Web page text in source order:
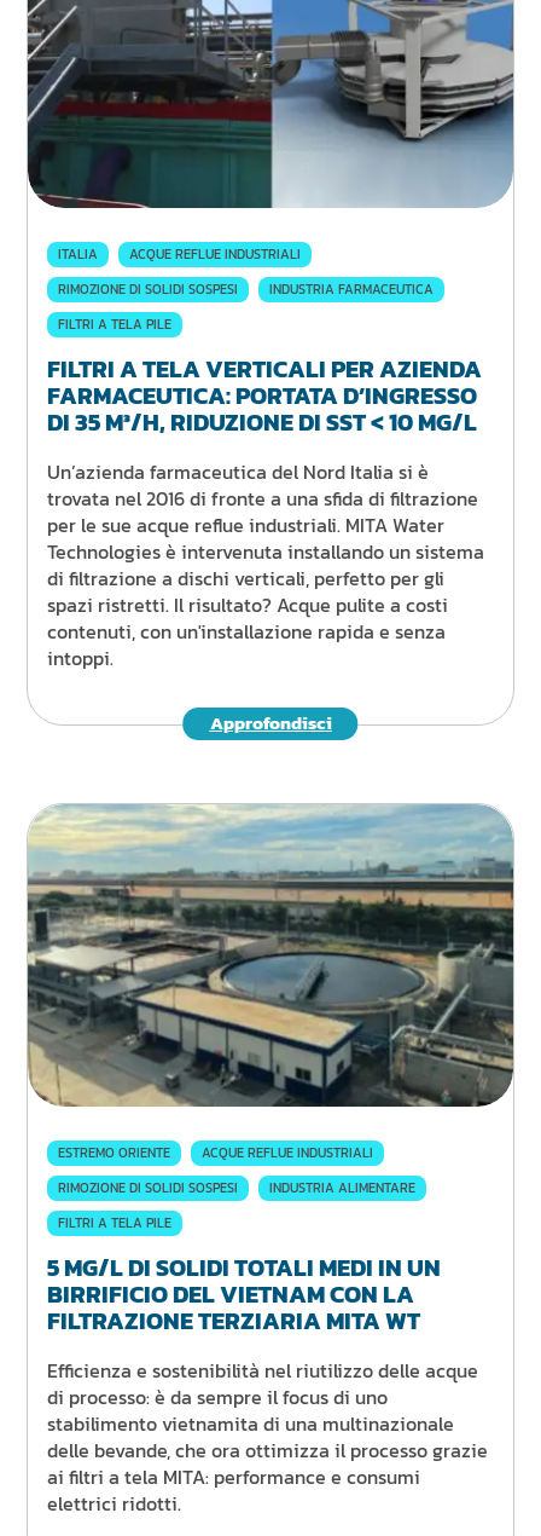
ITALIA
ACQUE REFLUE INDUSTRIALI
RIMOZIONE DI SOLIDI SOSPESI
INDUSTRIA FARMACEUTICA
FILTRI A TELA PILE
FILTRI A TELA VERTICALI PER AZIENDA
FARMACEUTICA: PORTATA D’INGRESSO
DI 35 M³/H, RIDUZIONE DI SST < 10 MG/L
Un’azienda farmaceutica del Nord Italia si è
trovata nel 2016 di fronte a una sfida di filtrazione
per le sue acque reflue industriali. MITA Water
Technologies è intervenuta installando un sistema
di filtrazione a dischi verticali, perfetto per gli
spazi ristretti. Il risultato? Acque pulite a costi
contenuti, con un'installazione rapida e senza
intoppi.
Approfondisci
ESTREMO ORIENTE
ACQUE REFLUE INDUSTRIALI
RIMOZIONE DI SOLIDI SOSPESI
INDUSTRIA ALIMENTARE
FILTRI A TELA PILE
5 MG/L DI SOLIDI TOTALI MEDI IN UN
BIRRIFICIO DEL VIETNAM CON LA
FILTRAZIONE TERZIARIA MITA WT
Efficienza e sostenibilità nel riutilizzo delle acque
di processo: è da sempre il focus di uno
stabilimento vietnamita di una multinazionale
delle bevande, che ora ottimizza il processo grazie
ai filtri a tela MITA: performance e consumi
elettrici ridotti.